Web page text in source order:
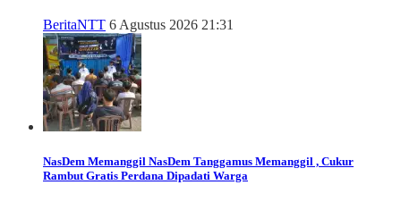
BeritaNTT 6 Agustus 2026 21:31
NasDem Memanggil NasDem Tanggamus Memanggil , Cukur
Rambut Gratis Perdana Dipadati Warga